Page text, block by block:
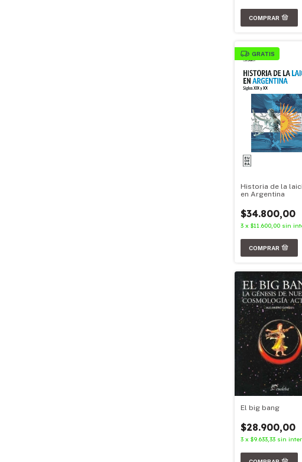
GRATIS
Historia de la
en Argentina
$34.800,00
3 x $11.600,00 sin
El big bang
$28.900,00
3 x $9.633,33 sin